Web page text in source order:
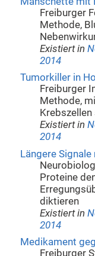
Freiburger
Methode,
Existiert in
2014
Tumorkiller in
Freiburger
Methode,
Existiert in
2014
Längere
Proteine
diktieren
Existiert in
2014
Medikament
Freiburger